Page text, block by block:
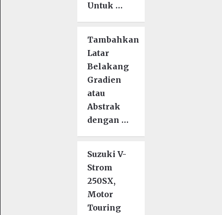
Untuk …
Tambahkan
Latar
Belakang
Gradien
atau
Abstrak
dengan …
Suzuki V-
Strom
250SX,
Motor
Touring